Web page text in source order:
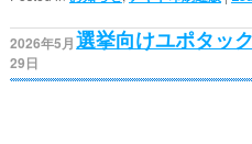
選挙向けユポタッ
2026年5月
29日